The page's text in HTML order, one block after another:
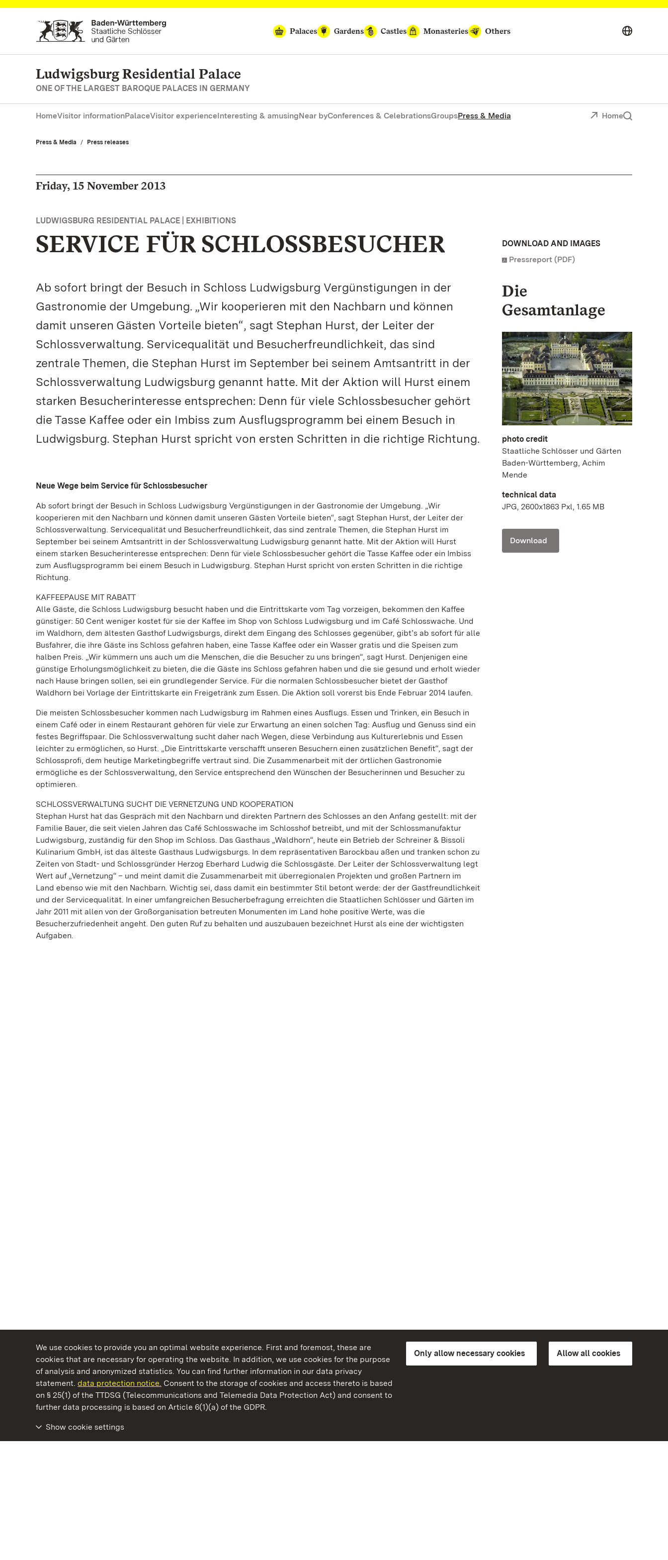
We use cookies to provide you an optimal website experience. First and foremost, these are
cookies that are necessary for operating the website. In addition, we use cookies for the purpose
of analysis and anonymized statistics. You can find further information in our data privacy
statement. data protection notice. Consent to the storage of cookies and access thereto is based
on § 25(1) of the TTDSG (Telecommunications and Telemedia Data Protection Act) and consent to
further data processing is based on Article 6(1)(a) of the GDPR.
Only allow necessary cookies Allow all cookies
Show cookie settings
Navigate to main page
Palaces
Gardens Castles Monasteries Others
Ludwigsburg Residential Palace
ONE OF THE LARGEST BAROQUE PALACES IN GERMANY
HomeVisitor informationPalaceVisitor experienceInteresting & amusingNear byConferences & CelebrationsGroupsPress & Media Home
Press & Media Press releases
Friday, 15 November 2013
LUDWIGSBURG RESIDENTIAL PALACE | EXHIBITIONS
SERVICE FÜR SCHLOSSBESUCHER
Ab sofort bringt der Besuch in Schloss Ludwigsburg Vergünstigungen in der
Gastronomie der Umgebung. „Wir kooperieren mit den Nachbarn und können
damit unseren Gästen Vorteile bieten“, sagt Stephan Hurst, der Leiter der
Schlossverwaltung. Servicequalität und Besucherfreundlichkeit, das sind
zentrale Themen, die Stephan Hurst im September bei seinem Amtsantritt in der
Schlossverwaltung Ludwigsburg genannt hatte. Mit der Aktion will Hurst einem
starken Besucherinteresse entsprechen: Denn für viele Schlossbesucher gehört
die Tasse Kaffee oder ein Imbiss zum Ausflugsprogramm bei einem Besuch in
Ludwigsburg. Stephan Hurst spricht von ersten Schritten in die richtige Richtung.
Neue Wege beim Service für Schlossbesucher
Ab sofort bringt der Besuch in Schloss Ludwigsburg Vergünstigungen in der Gastronomie der Umgebung. „Wir
kooperieren mit den Nachbarn und können damit unseren Gästen Vorteile bieten“, sagt Stephan Hurst, der Leiter der
Schlossverwaltung. Servicequalität und Besucherfreundlichkeit, das sind zentrale Themen, die Stephan Hurst im
September bei seinem Amtsantritt in der Schlossverwaltung Ludwigsburg genannt hatte. Mit der Aktion will Hurst
einem starken Besucherinteresse entsprechen: Denn für viele Schlossbesucher gehört die Tasse Kaffee oder ein Imbiss
zum Ausflugsprogramm bei einem Besuch in Ludwigsburg. Stephan Hurst spricht von ersten Schritten in die richtige
Richtung.
KAFFEEPAUSE MIT RABATT
Alle Gäste, die Schloss Ludwigsburg besucht haben und die Eintrittskarte vom Tag vorzeigen, bekommen den Kaffee
günstiger: 50 Cent weniger kostet für sie der Kaffee im Shop von Schloss Ludwigsburg und im Café Schlosswache. Und
im Waldhorn, dem ältesten Gasthof Ludwigsburgs, direkt dem Eingang des Schlosses gegenüber, gibt’s ab sofort für alle
Busfahrer, die ihre Gäste ins Schloss gefahren haben, eine Tasse Kaffee oder ein Wasser gratis und die Speisen zum
halben Preis. „Wir kümmern uns auch um die Menschen, die die Besucher zu uns bringen“, sagt Hurst. Denjenigen eine
günstige Erholungsmöglichkeit zu bieten, die die Gäste ins Schloss gefahren haben und die sie gesund und erholt wieder
nach Hause bringen sollen, sei ein grundlegender Service. Für die normalen Schlossbesucher bietet der Gasthof
Waldhorn bei Vorlage der Eintrittskarte ein Freigetränk zum Essen. Die Aktion soll vorerst bis Ende Februar 2014 laufen.
Die meisten Schlossbesucher kommen nach Ludwigsburg im Rahmen eines Ausflugs. Essen und Trinken, ein Besuch in
einem Café oder in einem Restaurant gehören für viele zur Erwartung an einen solchen Tag: Ausflug und Genuss sind ein
festes Begriffspaar. Die Schlossverwaltung sucht daher nach Wegen, diese Verbindung aus Kulturerlebnis und Essen
leichter zu ermöglichen, so Hurst. „Die Eintrittskarte verschafft unseren Besuchern einen zusätzlichen Benefit“, sagt der
Schlossprofi, dem heutige Marketingbegriffe vertraut sind. Die Zusammenarbeit mit der örtlichen Gastronomie
ermögliche es der Schlossverwaltung, den Service entsprechend den Wünschen der Besucherinnen und Besucher zu
optimieren.
SCHLOSSVERWALTUNG SUCHT DIE VERNETZUNG UND KOOPERATION
Stephan Hurst hat das Gespräch mit den Nachbarn und direkten Partnern des Schlosses an den Anfang gestellt: mit der
Familie Bauer, die seit vielen Jahren das Café Schlosswache im Schlosshof betreibt, und mit der Schlossmanufaktur
Ludwigsburg, zuständig für den Shop im Schloss. Das Gasthaus „Waldhorn“, heute ein Betrieb der Schreiner & Bissoli
Kulinarium GmbH, ist das älteste Gasthaus Ludwigsburgs. In dem repräsentativen Barockbau aßen und tranken schon zu
Zeiten von Stadt- und Schlossgründer Herzog Eberhard Ludwig die Schlossgäste. Der Leiter der Schlossverwaltung legt
Wert auf „Vernetzung“ – und meint damit die Zusammenarbeit mit überregionalen Projekten und großen Partnern im
Land ebenso wie mit den Nachbarn. Wichtig sei, dass damit ein bestimmter Stil betont werde: der der Gastfreundlichkeit
und der Servicequalität. In einer umfangreichen Besucherbefragung erreichten die Staatlichen Schlösser und Gärten im
Jahr 2011 mit allen von der Großorganisation betreuten Monumenten im Land hohe positive Werte, was die
Besucherzufriedenheit angeht. Den guten Ruf zu behalten und auszubauen bezeichnet Hurst als eine der wichtigsten
Aufgaben.
DOWNLOAD AND IMAGES
Pressreport (PDF)
Die
Gesamtanlage
photo credit
Staatliche Schlösser und Gärten
Baden-Württemberg, Achim
Mende
technical data
JPG, 2600x1863 Pxl, 1.65 MB
Download
State Palaces and Gardens of Baden-Wuerttemberg
Baden-Wuerttemberg